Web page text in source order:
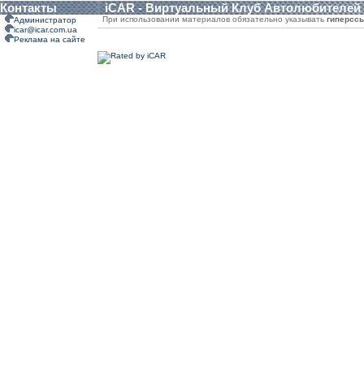
Контакты iCAR - Виртуальный Клуб Автолюбителей
Администратор
icar@icar.com.ua
Реклама на сайте
При использовании материалов обязательно указывать